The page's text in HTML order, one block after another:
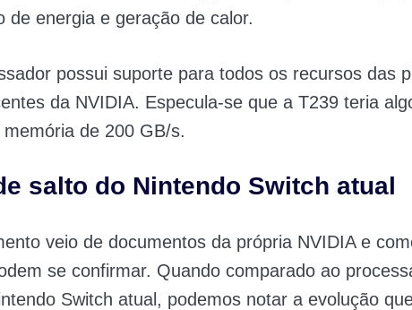
de energia e geração de calor.
possui suporte para todos os recursos das
da NVIDIA. Especula-se que a T239 teria
de 200 GB/s.
salto do Nintendo Switch atual
veio de documentos da própria NVIDIA e
se confirmar. Quando comparado ao
Switch atual, podemos notar a evolução